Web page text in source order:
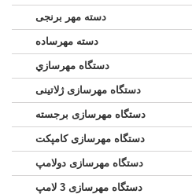
دسته مهر برنجی
دسته مهرساده
دستگاه مهرسازي
دستگاه مهرسازی ژلاتینی
دستگاه مهرسازی برجسته
دستگاه مهرسازی کامپکت
دستگاه مهرسازی دولامپ
دستگاه مهرسازی 3 لامپ